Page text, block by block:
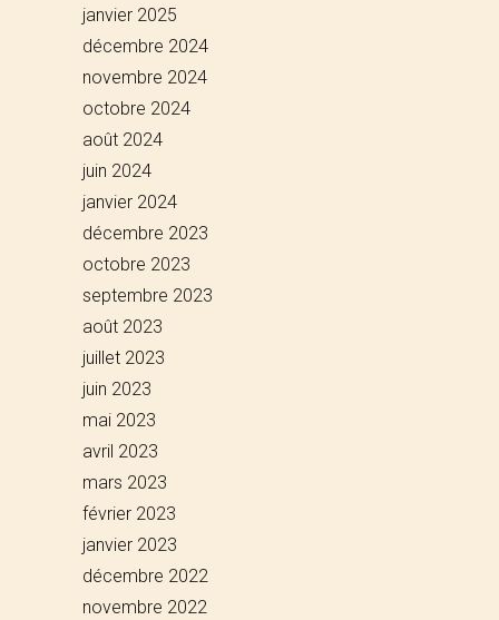
janvier 2025
décembre 2024
novembre 2024
octobre 2024
août 2024
juin 2024
janvier 2024
décembre 2023
octobre 2023
septembre 2023
août 2023
juillet 2023
juin 2023
mai 2023
avril 2023
mars 2023
février 2023
janvier 2023
décembre 2022
novembre 2022